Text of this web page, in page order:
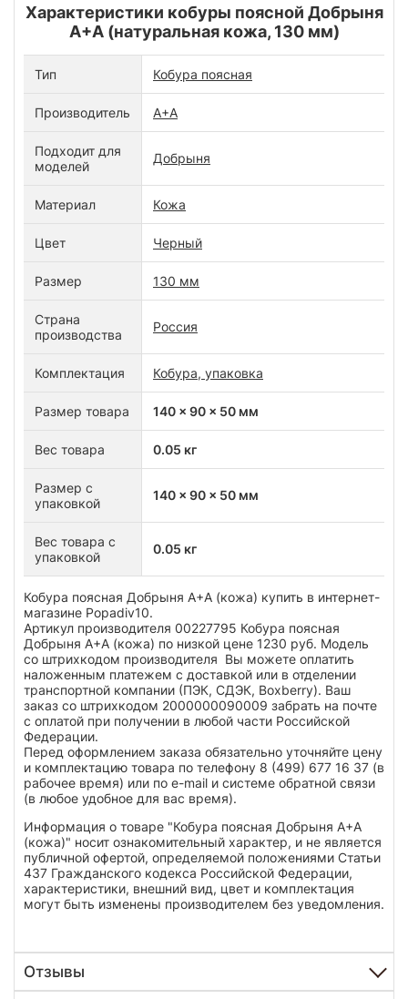
Характеристики кобуры поясной Добрыня
А+А (натуральная кожа, 130 мм)
Тип Кобура поясная
Производитель А+А
Подходит для
моделей
Добрыня
Материал Кожа
Цвет Черный
Размер 130 мм
Страна
производства
Россия
Комплектация Кобура, упаковка
Размер товара 140 x 90 x 50 мм
Вес товара 0.05 кг
Размер с
упаковкой
140 x 90 x 50 мм
Вес товара с
упаковкой
0.05 кг
Кобура поясная Добрыня А+А (кожа) купить в интернет-
магазине Popadiv10.
Артикул производителя 00227795 Кобура поясная
Добрыня А+А (кожа) по низкой цене 1230 руб. Модель
со штрихкодом производителя Вы можете оплатить
наложенным платежем с доставкой или в отделении
транспортной компании (ПЭК, СДЭК, Boxberry). Ваш
заказ со штрихкодом 2000000090009 забрать на почте
с оплатой при получении в любой части Российской
Федерации.
Перед оформлением заказа обязательно уточняйте цену
и комплектацию товара по телефону 8 (499) 677 16 37 (в
рабочее время) или по e-mail и системе обратной связи
(в любое удобное для вас время).
Информация о товаре "Кобура поясная Добрыня А+А
(кожа)" носит ознакомительный характер, и не является
публичной офертой, определяемой положениями Статьи
437 Гражданского кодекса Российской Федерации,
характеристики, внешний вид, цвет и комплектация
могут быть изменены производителем без уведомления.
Отзывы